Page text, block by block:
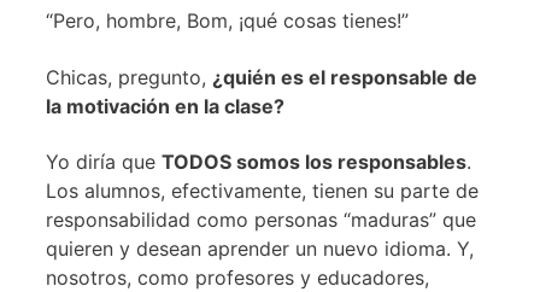
“Pero, hombre, Bom, ¡qué cosas tienes!”
Chicas, pregunto, ¿quién es el responsable de
la motivación en la clase?
Yo diría que TODOS somos los responsables.
Los alumnos, efectivamente, tienen su parte de
responsabilidad como personas “maduras” que
quieren y desean aprender un nuevo idioma. Y,
nosotros, como profesores y educadores,